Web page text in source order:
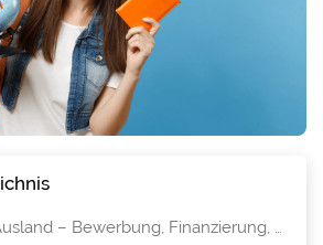
Studieren im Ausland – Bewerbung, Finanzierung, Organisation